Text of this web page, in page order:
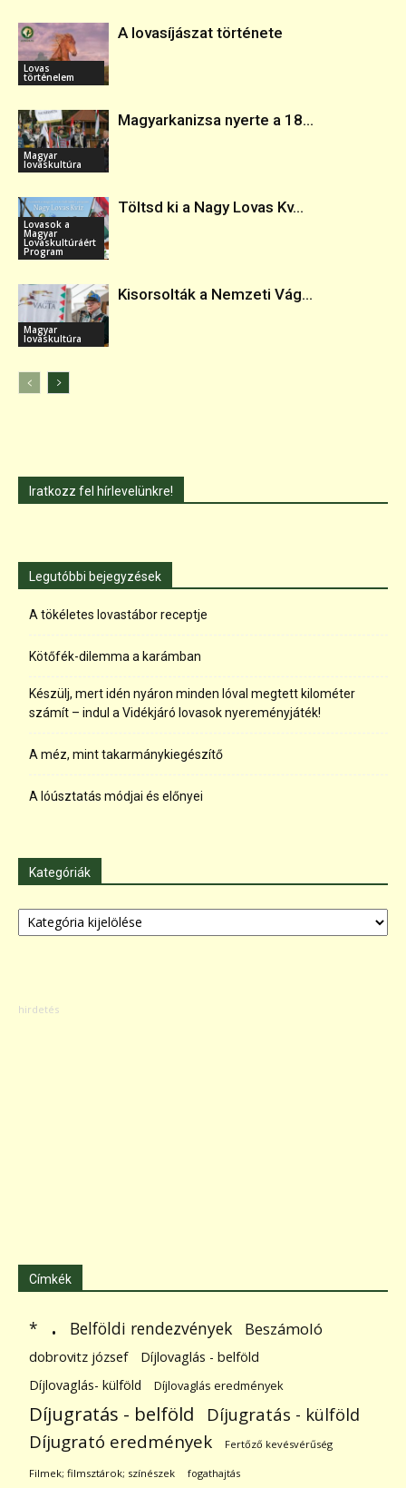
Lovas
történelem
A lovasíjászat története
Magyar
lovaskultúra
Magyarkanizsa nyerte a 18...
Lovasok a
Magyar
Lovaskultúráért
Program
Töltsd ki a Nagy Lovas Kv...
Magyar
lovaskultúra
Kisorsolták a Nemzeti Vág...
Iratkozz fel hírlevelünkre!
Legutóbbi bejegyzések
A tökéletes lovastábor receptje
Kötőfék-dilemma a karámban
Készülj, mert idén nyáron minden lóval megtett kilométer
számít – indul a Vidékjáró lovasok nyereményjáték!
A méz, mint takarmánykiegészítő
A lóúsztatás módjai és előnyei
Kategóriák
Kategóriák
Címkék
* . Belföldi rendezvények Beszámoló
dobrovitz józsef
Díjlovaglás - belföld
Díjlovaglás- külföld
Díjlovaglás eredmények
Díjugratás - belföld Díjugratás - külföld
Díjugrató eredmények Fertőző kevésvérűség
Filmek; filmsztárok; színészek fogathajtás